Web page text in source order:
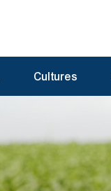
Cultures